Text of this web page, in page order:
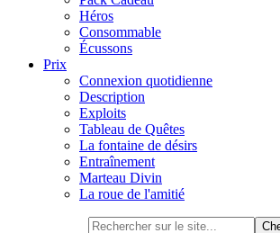
Héros
Consommable
Écussons
Prix
Connexion quotidienne
Description
Exploits
Tableau de Quêtes
La fontaine de désirs
Entraînement
Marteau Divin
La roue de l'amitié